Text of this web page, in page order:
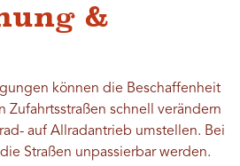
&
können die Beschaffenheit
Zufahrtsstraßen schnell verändern
auf Allradantrieb umstellen. Bei
Straßen unpassierbar werden.